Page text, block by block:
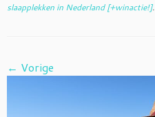
slaapplekken in Nederland [+winactie!].
← Vorige